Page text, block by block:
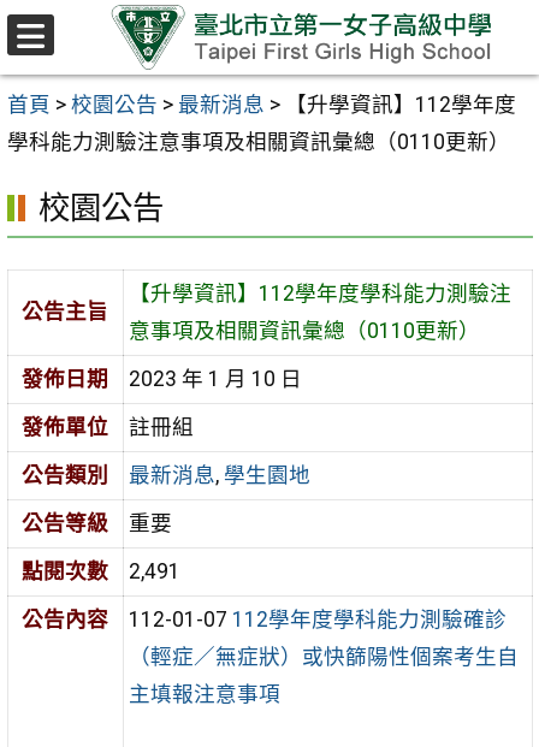
跳至主要內容區
首頁 > 校園公告 > 最新消息 >
【升學資訊】112學年度
學科能力測驗注意事項及相關資訊彙總（0110更新）
校園公告
公告主旨
【升學資訊】112學年度學科能力測驗注
意事項及相關資訊彙總（0110更新）
發佈日期
2023 年 1 月 10 日
發佈單位
註冊組
公告類別
最新消息, 學生園地
公告等級
重要
點閱次數
2,491
公告內容
112-01-07 112學年度學科能力測驗確診
（輕症／無症狀）或快篩陽性個案考生自
主填報注意事項
選
單